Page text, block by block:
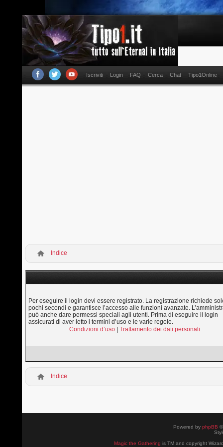
Iscriviti Login FAQ Cerca Chat Tipo1Online
Indice
Per eseguire il login devi essere registrato. La registrazione richiede
pochi secondi e garantisce l’accesso alle funzioni avanzate.
puó anche dare permessi speciali agli utenti. Prima di eseguire il login
assicurati di aver letto i termini d’uso e le varie regole.
Condizioni d’uso |Trattamento dei dati personali
Indice
Powered by phpBB
Magic the Gathering is TM and copyright